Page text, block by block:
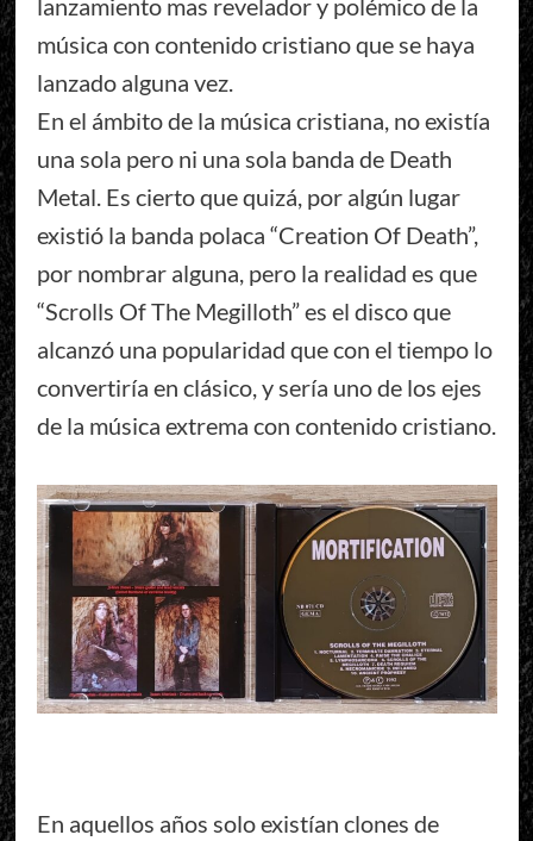
lanzamiento mas revelador y polémico de la
música con contenido cristiano que se haya
lanzado alguna vez.
En el ámbito de la música cristiana, no existía
una sola pero ni una sola banda de Death
Metal. Es cierto que quizá, por algún lugar
existió la banda polaca “Creation Of Death”,
por nombrar alguna, pero la realidad es que
“Scrolls Of The Megilloth” es el disco que
alcanzó una popularidad que con el tiempo lo
convertiría en clásico, y sería uno de los ejes
de la música extrema con contenido cristiano.
En aquellos años solo existían clones de